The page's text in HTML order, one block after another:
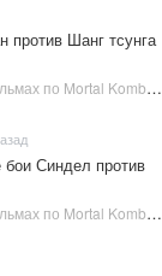
Шанг тсунга
8 лучших боев в фильмах по Mortal Kombat: от «Смертельной битвы» до «Мортал Комбат 2» | Plugged In Ru
Синдел против
8 лучших боев в фильмах по Mortal Kombat: от «Смертельной битвы» до «Мортал Комбат 2» | Plugged In Ru